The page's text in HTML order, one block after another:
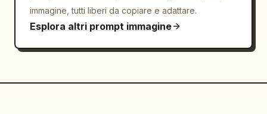
correzione","position":"a destra, centro-
vestibilità","Prima","Dopo","Revisione"]},
{"title":"Collaborazione del
immagine, tutti liberi da copiare e adattare.
Esplora altri prompt immagine